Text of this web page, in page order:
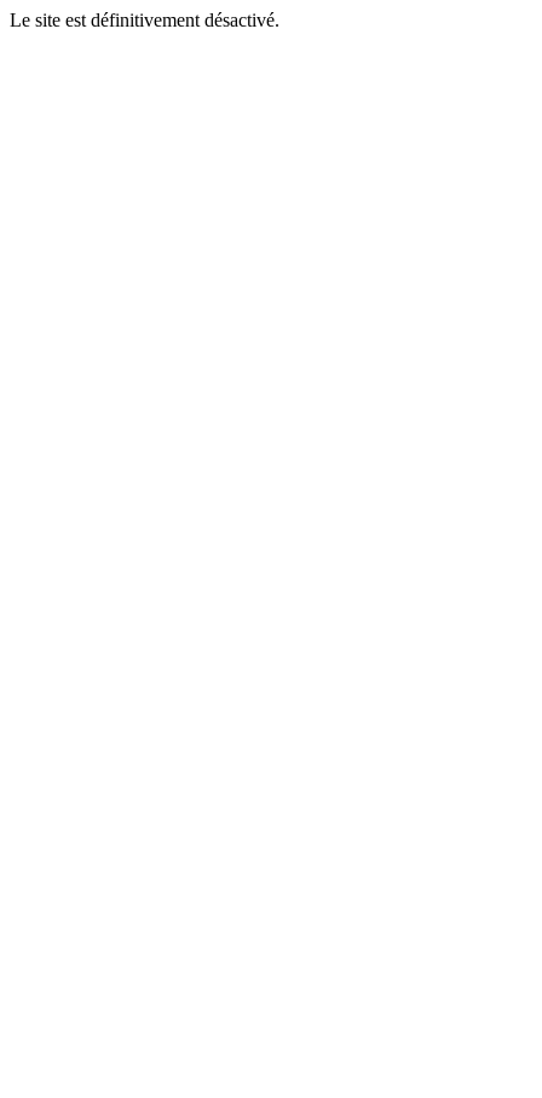
Le site est définitivement désactivé.